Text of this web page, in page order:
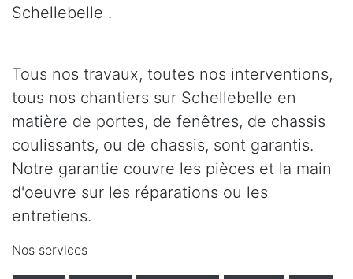
Schellebelle .
Tous nos travaux, toutes nos interventions,
tous nos chantiers sur Schellebelle en
matière de portes, de fenêtres, de chassis
coulissants, ou de chassis, sont garantis.
Notre garantie couvre les pièces et la main
d'oeuvre sur les réparations ou les
entretiens.
Nos services